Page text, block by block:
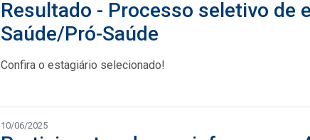
Resultado - Processo seletivo de
Saúde/Pró-Saúde
Confira o estagiário selecionado!
10/06/2025